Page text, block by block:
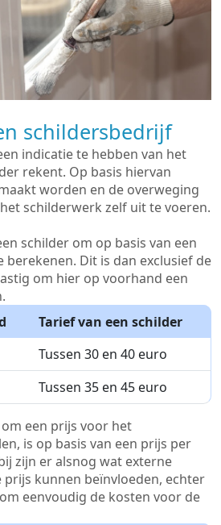
schildersbedrijf
indicatie te hebben van het
rekent. Op basis hiervan
worden en de overweging
schilderwerk zelf uit te voeren.
schilder om op basis van een
Dit is dan exclusief de
om hier op voorhand een
Tarief van een schilder
Tussen 30 en 40 euro
Tussen 35 en 45 euro
een prijs voor het
is op basis van een prijs per
zijn er alsnog wat externe
kunnen beïnvloeden, echter
eenvoudig de kosten voor de